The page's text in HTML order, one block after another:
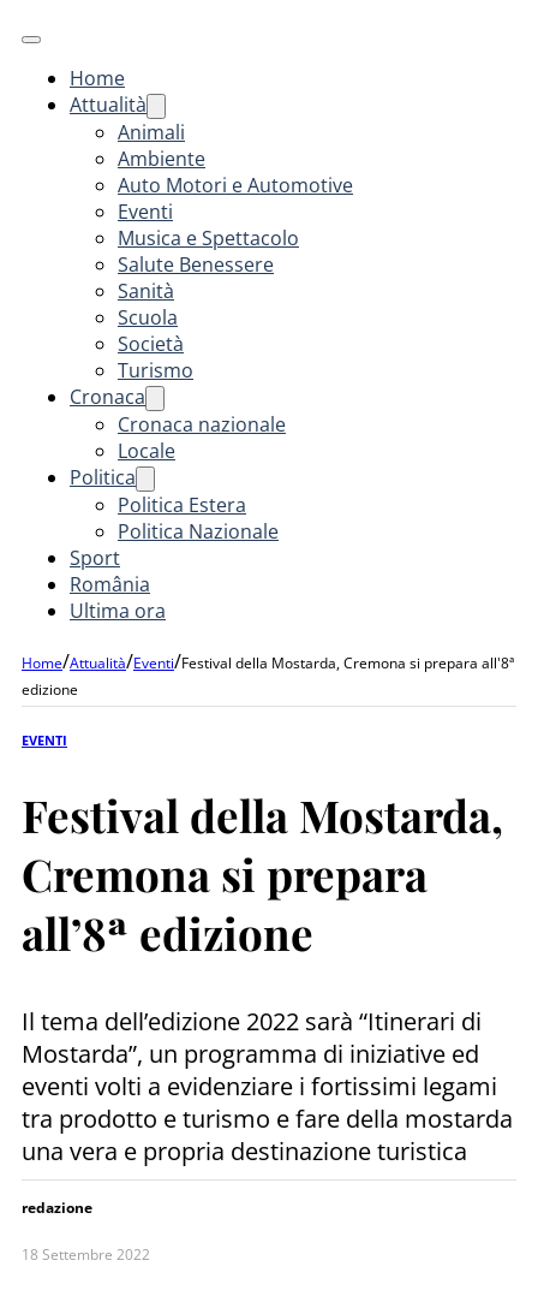
Home
Attualità
Animali
Ambiente
Auto Motori e Automotive
Eventi
Musica e Spettacolo
Salute Benessere
Sanità
Scuola
Società
Turismo
Cronaca
Cronaca nazionale
Locale
Politica
Politica Estera
Politica Nazionale
Sport
România
Ultima ora
Home/Attualità/Eventi/Festival della Mostarda, Cremona si prepara all'8ª
edizione
EVENTI
Festival della Mostarda,
Cremona si prepara
all’8ª edizione
Il tema dell’edizione 2022 sarà “Itinerari di
Mostarda”, un programma di iniziative ed
eventi volti a evidenziare i fortissimi legami
tra prodotto e turismo e fare della mostarda
una vera e propria destinazione turistica
redazione
18 Settembre 2022